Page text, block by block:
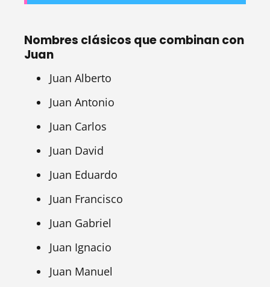
Nombres clásicos que combinan con
Juan
Juan Alberto
Juan Antonio
Juan Carlos
Juan David
Juan Eduardo
Juan Francisco
Juan Gabriel
Juan Ignacio
Juan Manuel